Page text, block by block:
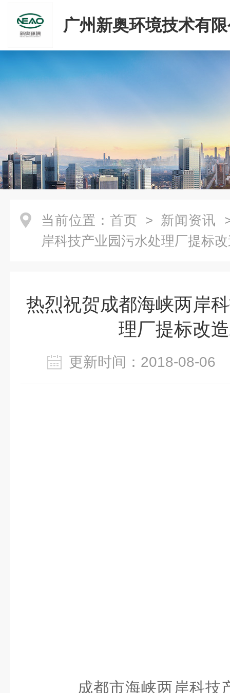
广州新奥环境技术有
当前位置： 首页 > 新闻资讯
岸科技产业园污水处理厂提标
热烈祝贺成都海峡两岸
理厂提标改
更新时间：2018-08-
成都市海峡两岸科技